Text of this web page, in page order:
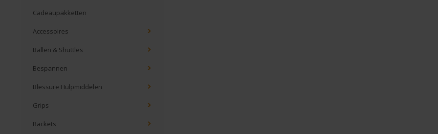
Cadeaupakketten
Accessoires
Ballen & Shuttles
Bespannen
Blessure Hulpmiddelen
Grips
Rackets